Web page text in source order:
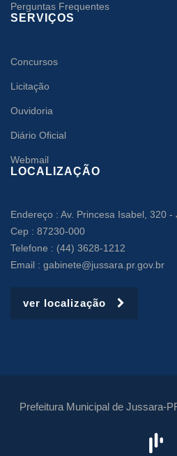
Perguntas Frequentes
SERVIÇOS
Concursos
Licitação
Ouvidoria
Diário Oficial
Webmail
LOCALIZAÇÃO
Endereço : Av. Princesa Isabel, 320 -
Cep : 87230-000
Telefone : (44) 3628-1212
Email : gabinete@jussara.pr.gov.br
ver localização
Prefeitura Municipal de